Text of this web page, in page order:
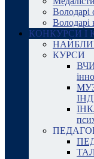
Володарі
Володарі
КОНКУРСИ І
КУРСИ